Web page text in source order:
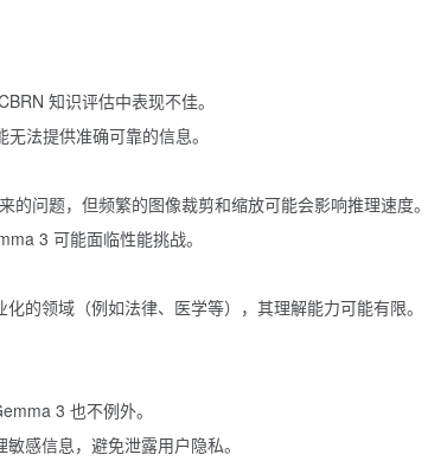
知识评估中表现不佳。
法提供准确可靠的信息。
的问题，但频繁的图像裁剪和缩放可能会影响推理速度
3 可能面临性能挑战。
的领域（例如法律、医学等），其理解能力可能有限。
3 也不例外。
感信息，避免泄露用户隐私。